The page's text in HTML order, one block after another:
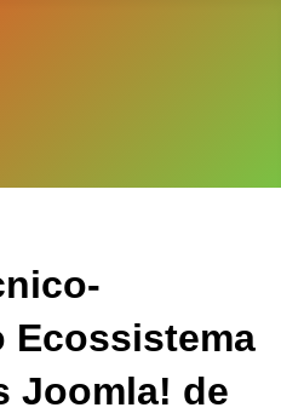
Ecossistema
Joomla! de